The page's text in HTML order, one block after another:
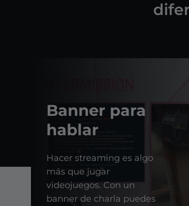
Banner para
hablar
Hacer streaming es algo
más que jugar
videojuegos. Con un
banner de charla puedes